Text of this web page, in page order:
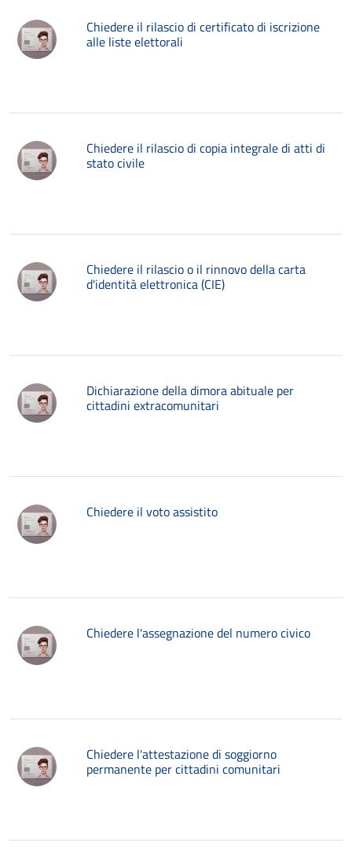
Chiedere il rilascio di certificato di iscrizione
alle liste elettorali
Chiedere il rilascio di copia integrale di atti di
stato civile
Chiedere il rilascio o il rinnovo della carta
d'identità elettronica (CIE)
Dichiarazione della dimora abituale per
cittadini extracomunitari
Chiedere il voto assistito
Chiedere l'assegnazione del numero civico
Chiedere l'attestazione di soggiorno
permanente per cittadini comunitari